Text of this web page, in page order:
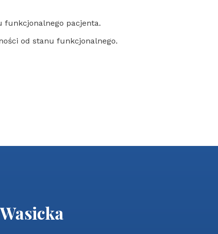
funkcjonalnego pacjenta.
od stanu funkcjonalnego.